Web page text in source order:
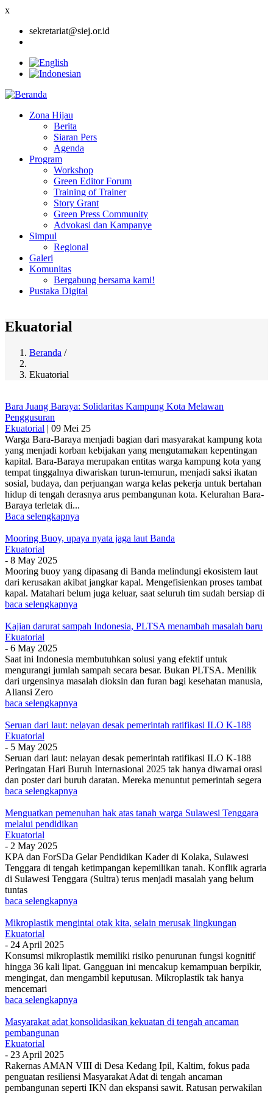
x
sekretariat@siej.or.id
navigation
Zona Hijau
Berita
Siaran Pers
Agenda
Program
Workshop
Green Editor Forum
Training of Trainer
Story Grant
Green Press Community
Advokasi dan Kampanye
Simpul
Regional
Galeri
Komunitas
Bergabung bersama kami!
Pustaka Digital
Ekuatorial
Breadcrumb
Beranda /
Ekuatorial
Bara Juang Baraya: Solidaritas Kampung Kota Melawan
Penggusuran
Ekuatorial | 09 Mei 25
Warga Bara-Baraya menjadi bagian dari masyarakat kampung kota
yang menjadi korban kebijakan yang mengutamakan kepentingan
kapital. Bara-Baraya merupakan entitas warga kampung kota yang
tempat tinggalnya diwariskan turun-temurun, menjadi saksi ikatan
sosial, budaya, dan perjuangan warga kelas pekerja untuk bertahan
hidup di tengah derasnya arus pembangunan kota. Kelurahan Bara-
Baraya terletak di...
Baca selengkapnya
Mooring Buoy, upaya nyata jaga laut Banda
Ekuatorial
- 8 May 2025
Mooring buoy yang dipasang di Banda melindungi ekosistem laut
dari kerusakan akibat jangkar kapal. Mengefisienkan proses tambat
kapal. Matahari belum juga keluar, saat seluruh tim sudah bersiap di
baca selengkapnya
Kajian darurat sampah Indonesia, PLTSA menambah masalah baru
Ekuatorial
- 6 May 2025
Saat ini Indonesia membutuhkan solusi yang efektif untuk
mengurangi jumlah sampah secara besar. Bukan PLTSA. Menilik
dari urgensinya masalah dioksin dan furan bagi kesehatan manusia,
Aliansi Zero
baca selengkapnya
Seruan dari laut: nelayan desak pemerintah ratifikasi ILO K-188
Ekuatorial
- 5 May 2025
Seruan dari laut: nelayan desak pemerintah ratifikasi ILO K-188
Peringatan Hari Buruh Internasional 2025 tak hanya diwarnai orasi
dan poster dari buruh daratan. Mereka menuntut pemerintah segera
baca selengkapnya
Menguatkan pemenuhan hak atas tanah warga Sulawesi Tenggara
melalui pendidikan
Ekuatorial
- 2 May 2025
KPA dan ForSDa Gelar Pendidikan Kader di Kolaka, Sulawesi
Tenggara di tengah ketimpangan kepemilikan tanah. Konflik agraria
di Sulawesi Tenggara (Sultra) terus menjadi masalah yang belum
tuntas
baca selengkapnya
Mikroplastik mengintai otak kita, selain merusak lingkungan
Ekuatorial
- 24 April 2025
Konsumsi mikroplastik memiliki risiko penurunan fungsi kognitif
hingga 36 kali lipat. Gangguan ini mencakup kemampuan berpikir,
mengingat, dan mengambil keputusan. Mikroplastik tak hanya
mencemari
baca selengkapnya
Masyarakat adat konsolidasikan kekuatan di tengah ancaman
pembangunan
Ekuatorial
- 23 April 2025
Rakernas AMAN VIII di Desa Kedang Ipil, Kaltim, fokus pada
penguatan resiliensi Masyarakat Adat di tengah ancaman
pembangunan seperti IKN dan ekspansi sawit. Ratusan perwakilan